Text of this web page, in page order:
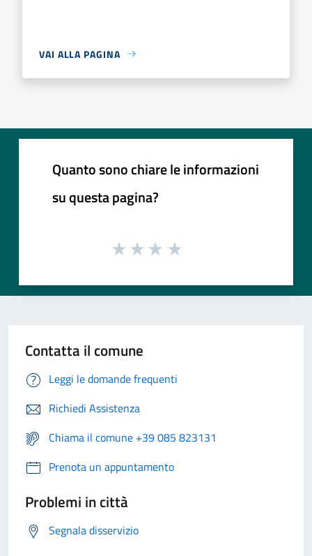
VAI ALLA PAGINA
Quanto sono chiare le informazioni
su questa pagina?
Contatta il comune
Leggi le domande frequenti
Richiedi Assistenza
Chiama il comune +39 085 823131
Prenota un appuntamento
Problemi in città
Segnala disservizio